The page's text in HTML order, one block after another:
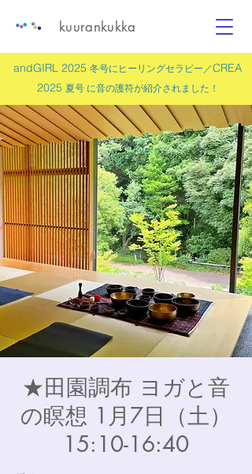
andGIRL 2025 冬号にヒーリングセラピー／CREA
2025 夏号 に音の護符が紹介されました！
kuurankukka
★田園調布 ヨガと音
の瞑想 1月7日（土）
15:10-16:40